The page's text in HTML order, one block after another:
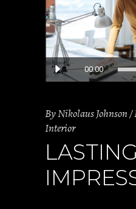
Audio
Player
00:00
ByNikolaus Johnson
Interior
LASTING